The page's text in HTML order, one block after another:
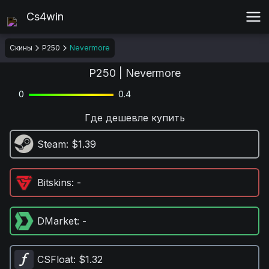
Cs4win
Скины P250 Nevermore
P250 | Nevermore
0 0.4
Где дешевле купить
Steam: $1.39
Bitskins: -
DMarket: -
CSFloat: $1.32